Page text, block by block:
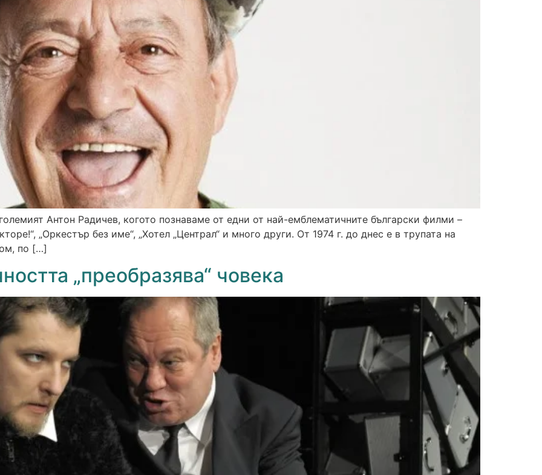
Антон Радичев, когото познаваме от едни от най-емблематичните български филми –
„Оркестър без име“, „Хотел „Централ“ и много други. От 1974 г. до днес е в трупата на
по […]
„преобразява“ човека